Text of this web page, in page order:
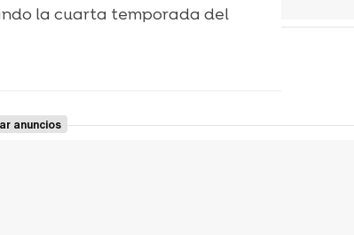
la cuarta temporada del
anuncios